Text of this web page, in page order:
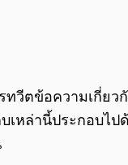
วีตข้อความเกี่ยว
ล่านี้ประกอบไปด้ว